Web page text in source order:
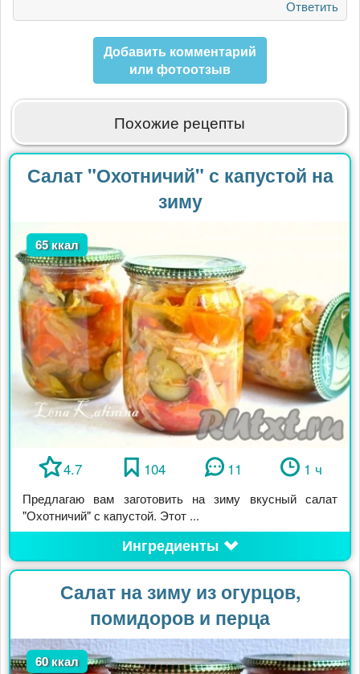
Ответить
Добавить комментарий
или фотоотзыв
Похожие рецепты
Салат "Охотничий" с капустой на
зиму
65 ккал
4.7 104 11 1 ч
Предлагаю вам заготовить на зиму вкусный салат
"Охотничий" с капустой. Этот ...
Ингредиенты
Салат на зиму из огурцов,
помидоров и перца
60 ккал